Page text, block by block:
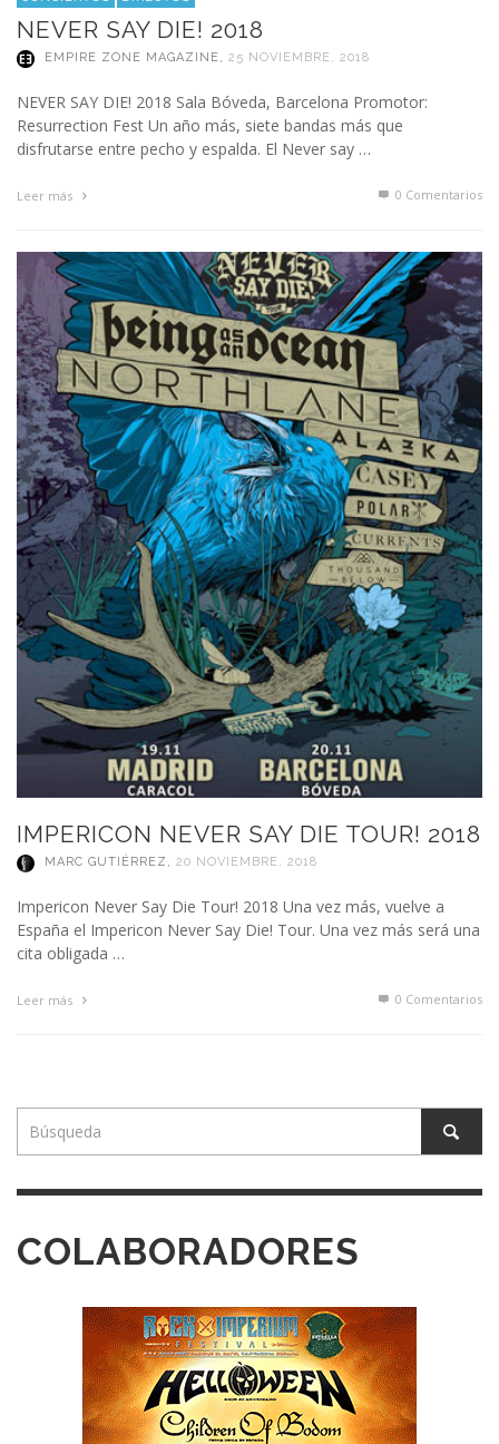
NEVER SAY DIE! 2018
EMPIRE ZONE MAGAZINE, 25 NOVIEMBRE, 2018
NEVER SAY DIE! 2018 Sala Bóveda, Barcelona Promotor:
Resurrection Fest Un año más, siete bandas más que
disfrutarse entre pecho y espalda. El Never say …
Leer más 0 Comentarios
IMPERICON NEVER SAY DIE TOUR! 2018
MARC GUTIÉRREZ , 20 NOVIEMBRE, 2018
Impericon Never Say Die Tour! 2018 Una vez más, vuelve a
España el Impericon Never Say Die! Tour. Una vez más será una
cita obligada …
Leer más 0 Comentarios
COLABORADORES